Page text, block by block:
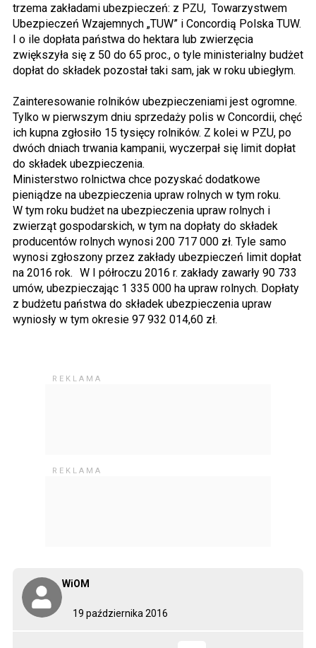
19 października 2016
WiOM
trzema zakładami ubezpieczeń: z PZU, Towarzystwem
Ubezpieczeń Wzajemnych „TUW” i Concordią Polska TUW.
I o ile dopłata państwa do hektara lub zwierzęcia
zwiększyła się z 50 do 65 proc., o tyle ministerialny budżet
dopłat do składek pozostał taki sam, jak w roku ubiegłym.
Zainteresowanie rolników ubezpieczeniami jest ogromne.
Tylko w pierwszym dniu sprzedaży polis w Concordii, chęć
ich kupna zgłosiło 15 tysięcy rolników. Z kolei w PZU, po
dwóch dniach trwania kampanii, wyczerpał się limit dopłat
do składek ubezpieczenia.
Ministerstwo rolnictwa chce pozyskać dodatkowe
pieniądze na ubezpieczenia upraw rolnych w tym roku.
W tym roku budżet na ubezpieczenia upraw rolnych i
zwierząt gospodarskich, w tym na dopłaty do składek
producentów rolnych wynosi 200 717 000 zł. Tyle samo
wynosi zgłoszony przez zakłady ubezpieczeń limit dopłat
na 2016 rok. W I półroczu 2016 r. zakłady zawarły 90 733
umów, ubezpieczając 1 335 000 ha upraw rolnych. Dopłaty
z budżetu państwa do składek ubezpieczenia upraw
wyniosły w tym okresie 97 932 014,60 zł.